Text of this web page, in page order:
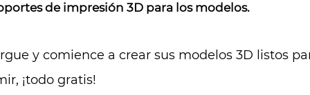
de impresión 3D para los modelos.
y comience a crear sus modelos 3D listos
¡todo gratis!